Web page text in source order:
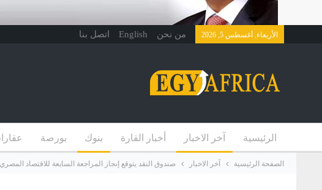
الأربعاء, أغسطس 5, 2026 من نحن English اتصل بنا
الرئيسية آخر الاخبار أخبار القارة بنوك بورصة
الصفحة الرئيسية آخر الاخبار صندوق النقد يتوقع إنجاز المراجعة السابعة للاقتصاد